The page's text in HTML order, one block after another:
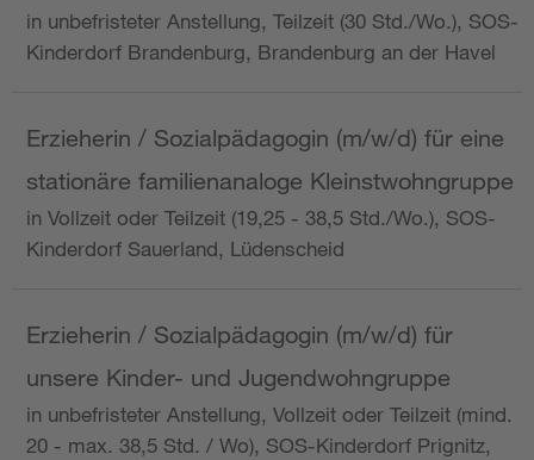
in unbefristeter Anstellung, Teilzeit (30 Std./Wo.), SOS-
Kinderdorf Brandenburg, Brandenburg an der Havel
Erzieherin / Sozialpädagogin (m/w/d) für eine
stationäre familienanaloge Kleinstwohngruppe
in Vollzeit oder Teilzeit (19,25 - 38,5 Std./Wo.), SOS-
Kinderdorf Sauerland, Lüdenscheid
Erzieherin / Sozialpädagogin (m/w/d) für
unsere Kinder- und Jugendwohngruppe
in unbefristeter Anstellung, Vollzeit oder Teilzeit (mind.
20 - max. 38,5 Std. / Wo), SOS-Kinderdorf Prignitz,